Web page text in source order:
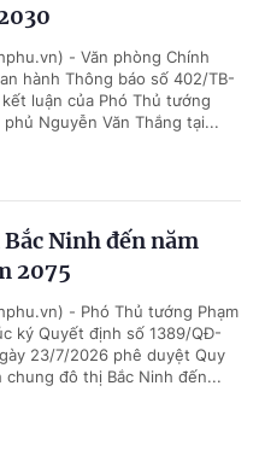
- Văn phòng Chính
hành Thông báo số 402/TB-
kết luận của Phó Thủ tướng
phủ Nguyễn Văn Thắng tại...
Ninh đến năm
2075
- Phó Thủ tướng Phạm
ký Quyết định số 1389/QĐ-
23/7/2026 phê duyệt Quy
chung đô thị Bắc Ninh đến...